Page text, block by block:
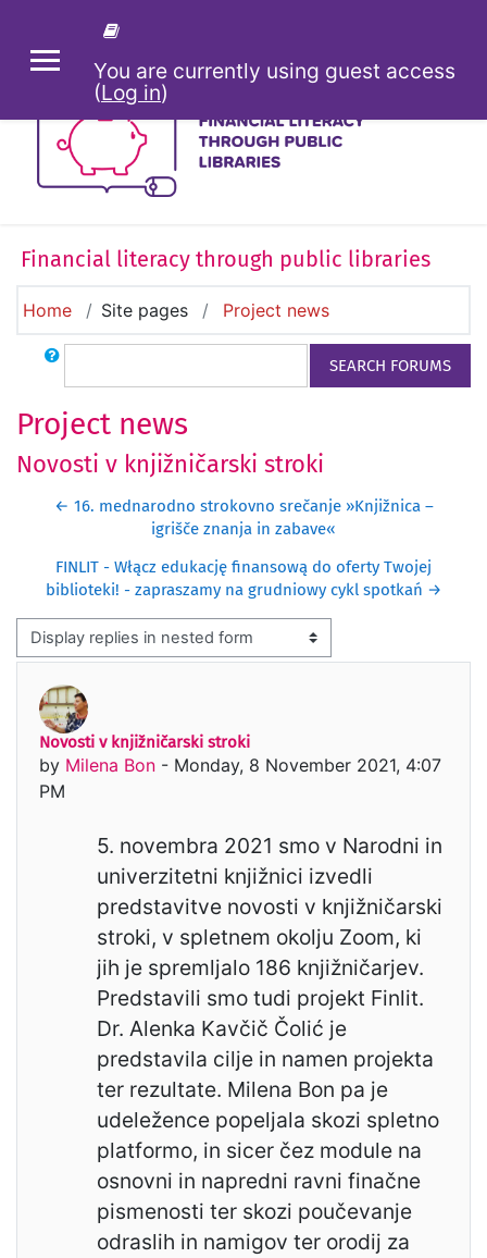
SIDE PANELYou are currently using guest access
(Log in)
Financial literacy through public libraries
Home Site pages Project news
Search SEARCH FORUMS
Project news
Novosti v knjižničarski stroki
← 16. mednarodno strokovno srečanje »Knjižnica –
igrišče znanja in zabave«
FINLIT - Włącz edukację finansową do oferty Twojej
biblioteki! - zapraszamy na grudniowy cykl spotkań →
Display mode
Novosti v knjižničarski stroki
by Milena Bon - Monday, 8 November 2021, 4:07
PM
Number of replies: 0
5. novembra 2021 smo v Narodni in
univerzitetni knjižnici izvedli
predstavitve novosti v knjižničarski
stroki, v spletnem okolju Zoom, ki
jih je spremljalo 186 knjižničarjev.
Predstavili smo tudi projekt Finlit.
Dr. Alenka Kavčič Čolić je
predstavila cilje in namen projekta
ter rezultate. Milena Bon pa je
udeležence popeljala skozi spletno
platformo, in sicer čez module na
osnovni in napredni ravni finačne
pismenosti ter skozi poučevanje
odraslih in namigov ter orodij za